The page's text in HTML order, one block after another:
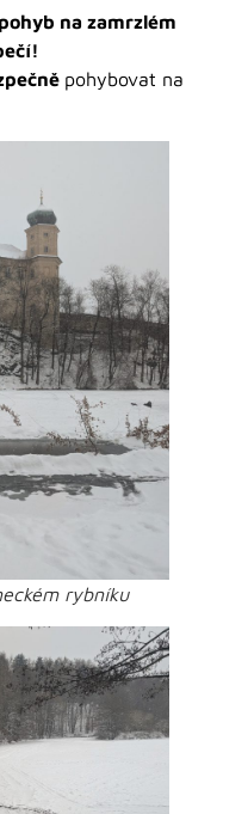
na zamrzlém
pohybovat na
rybníku